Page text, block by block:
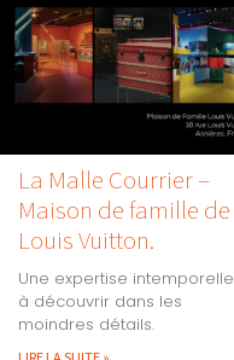
La Malle Courrier –
Maison de famille de
Louis Vuitton.
Une expertise intemporelle
à découvrir dans les
moindres détails.